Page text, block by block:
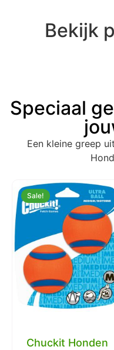
Bekijk
Speciaal
Een kleine greep
Sale!
Chuckit Honden